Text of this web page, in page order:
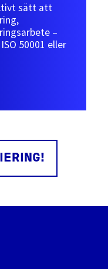
sätt att
–
50001 eller